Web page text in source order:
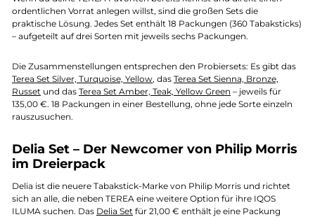
ordentlichen Vorrat anlegen willst, sind die großen Sets die
praktische Lösung. Jedes Set enthält 18 Packungen (360 Tabaksticks)
– aufgeteilt auf drei Sorten mit jeweils sechs Packungen.
Die Zusammenstellungen entsprechen den Probiersets: Es gibt das
Terea Set Silver, Turquoise, Yellow, das Terea Set Sienna, Bronze,
Russet und das Terea Set Amber, Teak, Yellow Green – jeweils für
135,00 €. 18 Packungen in einer Bestellung, ohne jede Sorte einzeln
rauszusuchen.
Delia Set – Der Newcomer von Philip Morris
im Dreierpack
Delia ist die neuere Tabakstick-Marke von Philip Morris und richtet
sich an alle, die neben TEREA eine weitere Option für ihre IQOS
ILUMA suchen. Das Delia Set für 21,00 € enthält je eine Packung